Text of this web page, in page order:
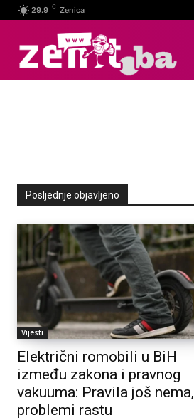
29.9 C Zenica
Posljednje objavljeno
Vijesti
Električni romobili u BiH
između zakona i pravnog
vakuuma: Pravila još nema,
problemi rastu